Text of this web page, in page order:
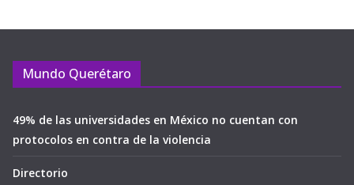
Mundo Querétaro
49% de las universidades en México no cuentan con
protocolos en contra de la violencia
Directorio